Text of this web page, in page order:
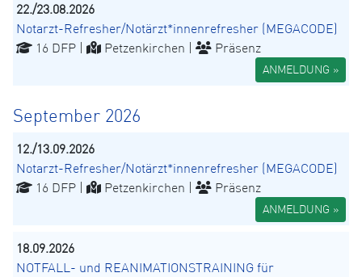
22./23.08.2026
Notarzt-Refresher/Notärzt*innenrefresher (MEGACODE)
16 DFP |
Petzenkirchen | Präsenz
ANMELDUNG »
September 2026
12./13.09.2026
Notarzt-Refresher/Notärzt*innenrefresher (MEGACODE)
16 DFP |
Petzenkirchen | Präsenz
ANMELDUNG »
18.09.2026
NOTFALL- und REANIMATIONSTRAINING für